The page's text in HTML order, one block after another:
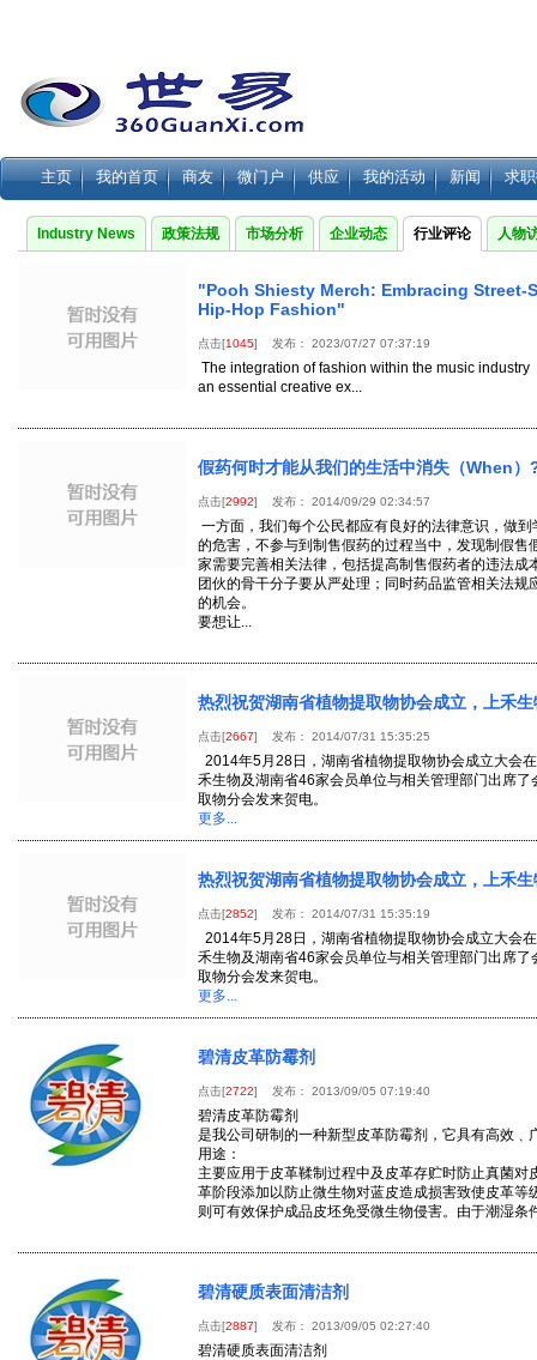
主页 我的首页 商友 微门户 供应 我的活动 新闻 求
Industry News 政策法规 市场分析 企业动态 行业评论 人物
"Pooh Shiesty Merch: Embracing Street-
Hip-Hop Fashion"
点击[1045] 发布： 2023/07/27 07:37:19
The integration of fashion within the music industry
an essential creative ex...
假药何时才能从我们的生活中消失（When）
点击[2992] 发布： 2014/09/29 02:34:57
一方面，我们每个公民都应有良好的法律意识，做
的危害，不参与到制售假药的过程当中，发现制假售
家需要完善相关法律，包括提高制售假药者的违法成
团伙的骨干分子要从严处理；同时药品监管相关法规
的机会。
要想让...
热烈祝贺湖南省植物提取物协会成立，上禾
点击[2667] 发布： 2014/07/31 15:35:25
2014年5月28日，湖南省植物提取物协会成立大会
禾生物及湖南省46家会员单位与相关管理部门出席
取物分会发来贺电。
更多...
热烈祝贺湖南省植物提取物协会成立，上禾
点击[2852] 发布： 2014/07/31 15:35:19
2014年5月28日，湖南省植物提取物协会成立大会
禾生物及湖南省46家会员单位与相关管理部门出席
取物分会发来贺电。
更多...
碧清皮革防霉剂
点击[2722] 发布： 2013/09/05 07:19:40
碧清皮革防霉剂
是我公司研制的一种新型皮革防霉剂，它具有高效﹑
用途：
主要应用于皮革鞣制过程中及皮革存贮时防止真菌对
革阶段添加以防止微生物对蓝皮造成损害致使皮革等
则可有效保护成品皮坯免受微生物侵害。由于潮湿条
碧清硬质表面清洁剂
点击[2887] 发布： 2013/09/05 02:27:40
碧清硬质表面清洁剂